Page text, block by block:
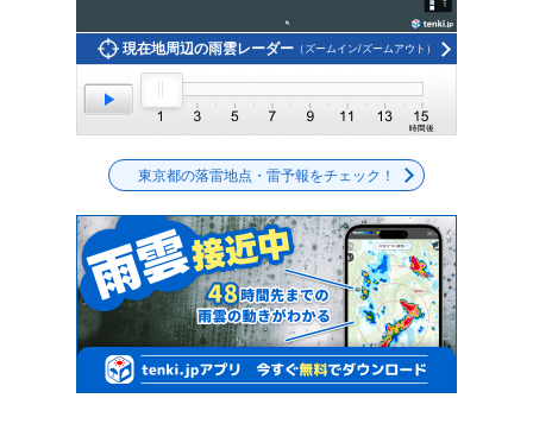
現在地周辺の雨雲レーダー（ズームイン/ズームアウト）
東京都の落雷地点・雷予報をチェック！